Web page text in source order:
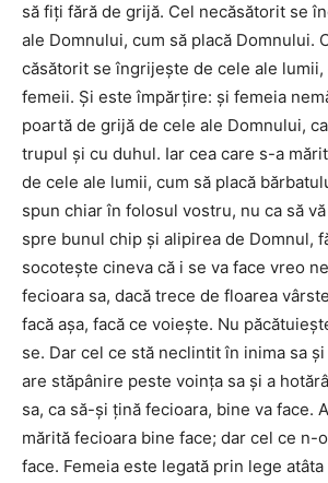
să fiţi fără de grijă. Cel necăsătorit se
ale Domnului, cum să placă Domnului.
căsătorit se îngrijeşte de cele ale lumii,
femeii. Şi este împărţire: şi femeia
poartă de grijă de cele ale Domnului,
trupul şi cu duhul. Iar cea care s-a
de cele ale lumii, cum să placă
spun chiar în folosul vostru, nu ca să
spre bunul chip şi alipirea de Domnul,
socoteşte cineva că i se va face vreo
fecioara sa, dacă trece de floarea
facă aşa, facă ce voieşte. Nu
se. Dar cel ce stă neclintit în inima sa
are stăpânire peste voinţa sa şi a
sa, ca să-şi ţină fecioara, bine va face.
mărită fecioara bine face; dar cel ce n-
face. Femeia este legată prin lege